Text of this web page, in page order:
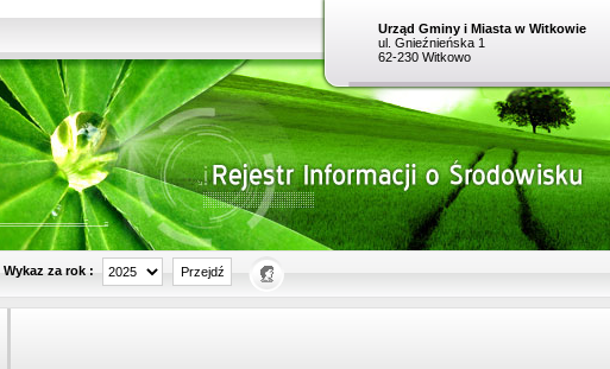
Urząd Gminy i Miasta w Witkowie
ul. Gnieźnieńska 1
62-230 Witkowo
Wykaz za rok :